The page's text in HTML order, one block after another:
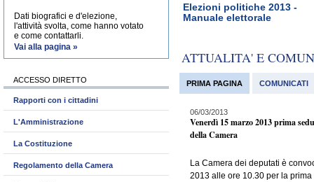
Elezioni politiche 2013 -
Manuale elettorale
ATTUALITA' E
PRIMA PAGINA
06/03/2013
Venerdì 15 marzo 2013 prima
della Camera
La Camera dei deputati è
2013 alle ore 10.30 per la
COMUNICATI
Dati biografici e d'elezione,
l'attività svolta, come hanno votato
e come contattarli.
Vai alla pagina »
ACCESSO DIRETTO
Rapporti con i cittadini
L'Amministrazione
La Costituzione
Regolamento della Camera